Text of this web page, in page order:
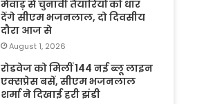
मेवाड़ से चुनावी तैयारियों को धार
देंगे सीएम भजनलाल, दो दिवसीय
दौरा आज से
August 1, 2026
रोडवेज को मिलीं 144 नई ब्लू लाइन
एक्सप्रेस बसें, सीएम भजनलाल
शर्मा ने दिखाई हरी झंडी